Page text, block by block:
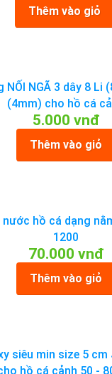
Thêm vào giỏ
NỐI NGÃ 3 dây 8 Li
(4mm) cho hồ cá
5.000 vnđ
Thêm vào giỏ
nước hồ cá dạng
1200
70.000 vnđ
Thêm vào giỏ
siêu min size 5 cm
hồ cá cảnh 50 -